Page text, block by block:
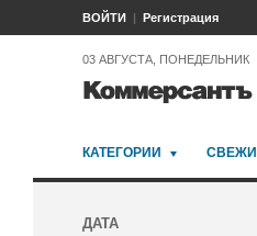
ВОЙТИ Регистрация
03 АВГУСТА, ПОНЕДЕЛЬНИК
КАТЕГОРИИ
ДАТА